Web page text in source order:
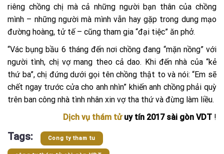
riêng chồng chị mà cả những người bạn thân của chồng
mình – những người mà mình vẫn hay gặp trong dung mạo
đường hoàng, tử tế – cũng tham gia “đại tiệc” ăn phở.
“Vác bụng bầu 6 tháng đến nơi chồng đang “mặn nồng” với
người tình, chị vợ mang theo cả dao. Khi đến nhà của “kẻ
thứ ba”, chị đứng dưới gọi tên chồng thật to và nói: “Em sẽ
chết ngay trước cửa cho anh nhìn” khiến anh chồng phải quỳ
trên ban công nhà tình nhân xin vợ tha thứ và đừng làm liều.
Dịch vụ thám tửuy tín 2017 sài gòn VDT !
Tags: Cong ty tham tu